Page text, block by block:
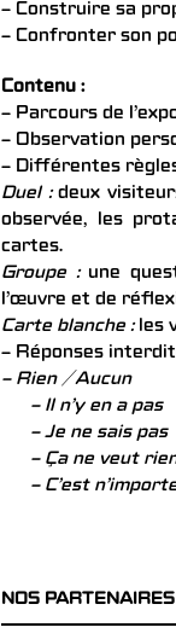
– Construire sa
– Confronter son
Contenu :
– Parcours de
– Observation
– Différentes
Duel :deux
observée, les
cartes.
Groupe :une
l’œuvre et de
Carte blanche :les
– Réponses
– Rien / Aucun
– Il n’y en a pas
– Je ne sais pas
– Ça ne veut
– C’est
NOS PARTENAIRES